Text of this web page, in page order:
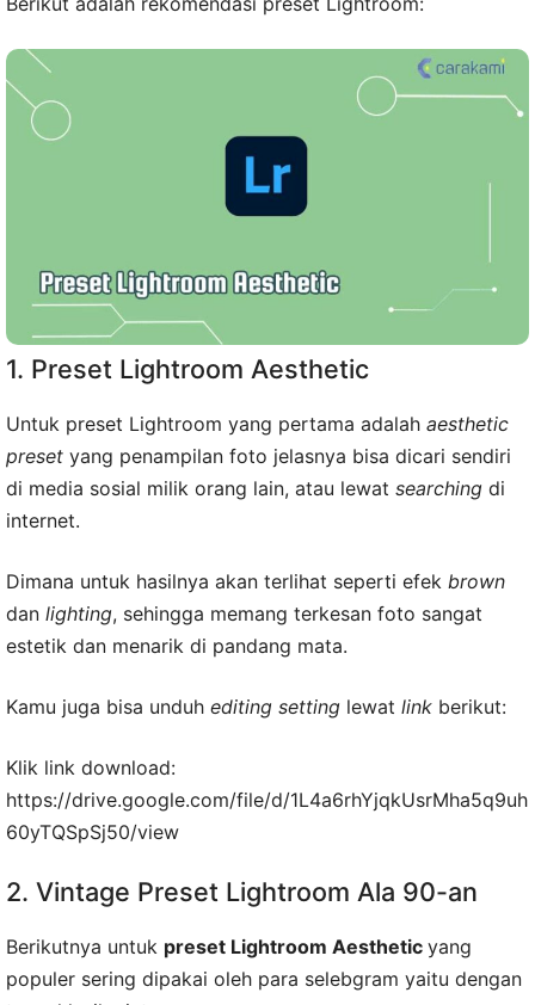
1. Preset Lightroom Aesthetic
Untuk preset Lightroom yang pertama adalah aesthetic
preset yang penampilan foto jelasnya bisa dicari sendiri
di media sosial milik orang lain, atau lewat searching di
internet.
Dimana untuk hasilnya akan terlihat seperti efek brown
dan lighting, sehingga memang terkesan foto sangat
estetik dan menarik di pandang mata.
Kamu juga bisa unduh editing setting lewat link berikut:
Klik link download:
https://drive.google.com/file/d/1L4a6rhYjqkUsrMha5q9uh
60yTQSpSj50/view
2. Vintage Preset Lightroom Ala 90-an
Berikutnya untuk preset Lightroom Aesthetic yang
populer sering dipakai oleh para selebgram yaitu dengan